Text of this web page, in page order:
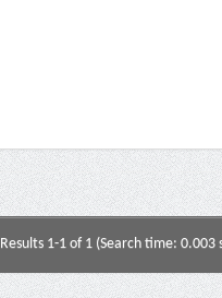
Results 1-1 of 1 (Search time: 0.003